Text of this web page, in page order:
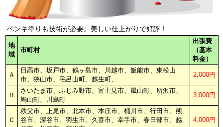
ペンキ塗りも技術が必要。美しい仕上がりで好評！
地
域
市町村
出張費
（基本
料金）
Ａ
日高市、坂戸市、鶴ヶ島市、川越市、飯能市、東松山
市、狭山市、毛呂山町、越生町、
2,000円
Ｂ
さいたま市、ふじみ野市、富士見市、嵐山町、所沢市、
鳩山町、川島町
3,000円
Ｃ
秩父市、上尾市、北本市、本庄市、桶川市、行田市、熊
谷市、深谷市、羽生市、久喜市、幸手市、春日部市、越
4,000円